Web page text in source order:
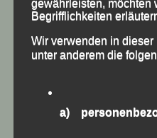
50 Jahre
gewährleisten, möchten
Begrifflichkeiten
Wir verwenden in
unter anderem die
a)